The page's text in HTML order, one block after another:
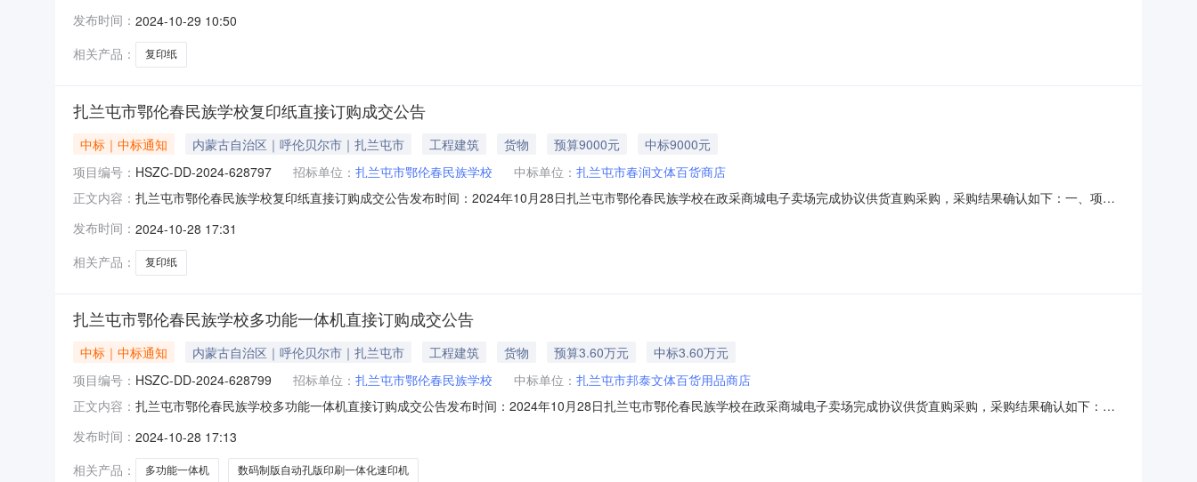
目名称：扎兰屯市鄂伦春民族学校采购订单五、合同主体采购人(甲方)：扎兰屯市鄂伦春民族学校地址：内蒙古自治区呼伦贝尔市扎兰屯市鄂伦春乡南木建乡路联系方式：
发布时间： 2024-10-29 10:50
相关产品：
复印纸
扎兰屯市鄂伦春民族学校复印纸直接订购成交公告
中标｜中标通知 内蒙古自治区｜呼伦贝尔市｜扎兰屯市 工程建筑 货物 预算9000元
中标9000元
项目编号： HSZC-DD-2024-628797 招标单位： 扎兰屯市鄂伦春民族学校 中标单位： 扎兰屯市春润文体百货商店
正文内容： 扎兰屯市鄂伦春民族学校复印纸直接订购成交公告发布时间：2024年10月28日扎兰屯市鄂伦春民族学校在政采商城电子卖场完成协议供货直购采购，采购结果确认如下：一、项目
书/核准书编号：扎政采计划[2024]01600采购方式：电子卖场（协议采购)二、采购结果成交供应商：扎兰屯市春润文体百货商店成交时间：2024-10-2816:
发布时间： 2024-10-28 17:31
相关产品：
复印纸
扎兰屯市鄂伦春民族学校多功能一体机直接订购成交公告
中标｜中标通知 内蒙古自治区｜呼伦贝尔市｜扎兰屯市 工程建筑 货物 预算3.60万元
中标3.60万元
项目编号： HSZC-DD-2024-628799 招标单位： 扎兰屯市鄂伦春民族学校 中标单位： 扎兰屯市邦泰文体百货用品商店
正文内容： 扎兰屯市鄂伦春民族学校多功能一体机直接订购成交公告发布时间：2024年10月28日扎兰屯市鄂伦春民族学校在政采商城电子卖场完成协议供货直购采购，采购结果确认如下：
计划备案书/核准书编号：扎政采计划[2024]01599采购方式：电子卖场（协议采购)二、采购结果成交供应商：扎兰屯市邦泰文体百货用品商店成交时间：2024-10
发布时间： 2024-10-28 17:13
相关产品：
多功能一体机 数码制版自动孔版印刷一体化速印机